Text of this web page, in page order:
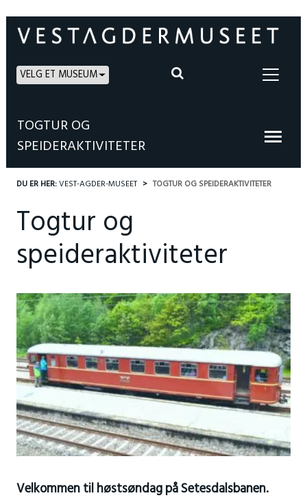
VELG ET MUSEUM
TOGTUR OG
SPEIDERAKTIVITETER
DU ER HER:VEST-AGDER-MUSEET TOGTUR OG SPEIDERAKTIVITETER
Togtur og
speideraktiviteter
Velkommen til høstsøndag på Setesdalsbanen.